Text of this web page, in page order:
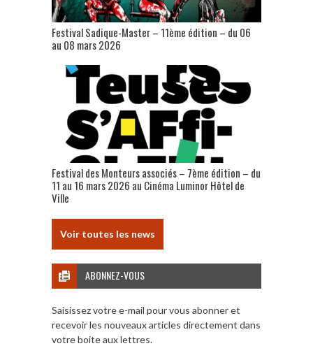
Festival Sadique-Master – 11ème édition – du 06
au 08 mars 2026
Festival des Monteurs associés – 7ème édition – du
11 au 16 mars 2026 au Cinéma Luminor Hôtel de
Ville
Voir toutes les news
ABONNEZ-VOUS
Saisissez votre e-mail pour vous abonner et
recevoir les nouveaux articles directement dans
votre boite aux lettres.